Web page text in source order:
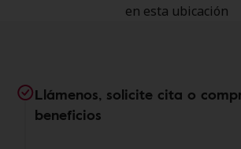
en esta ubicación
Llámenos, solicite cita o
beneficios